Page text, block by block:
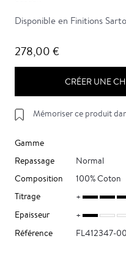
Disponible en Finitions
278,00 €
CRÉER UNE
Mémoriser ce produit
Gamme
Repassage
Normal
Composition
100% Coton
Titrage
Epaisseur
Référence
FL412347-